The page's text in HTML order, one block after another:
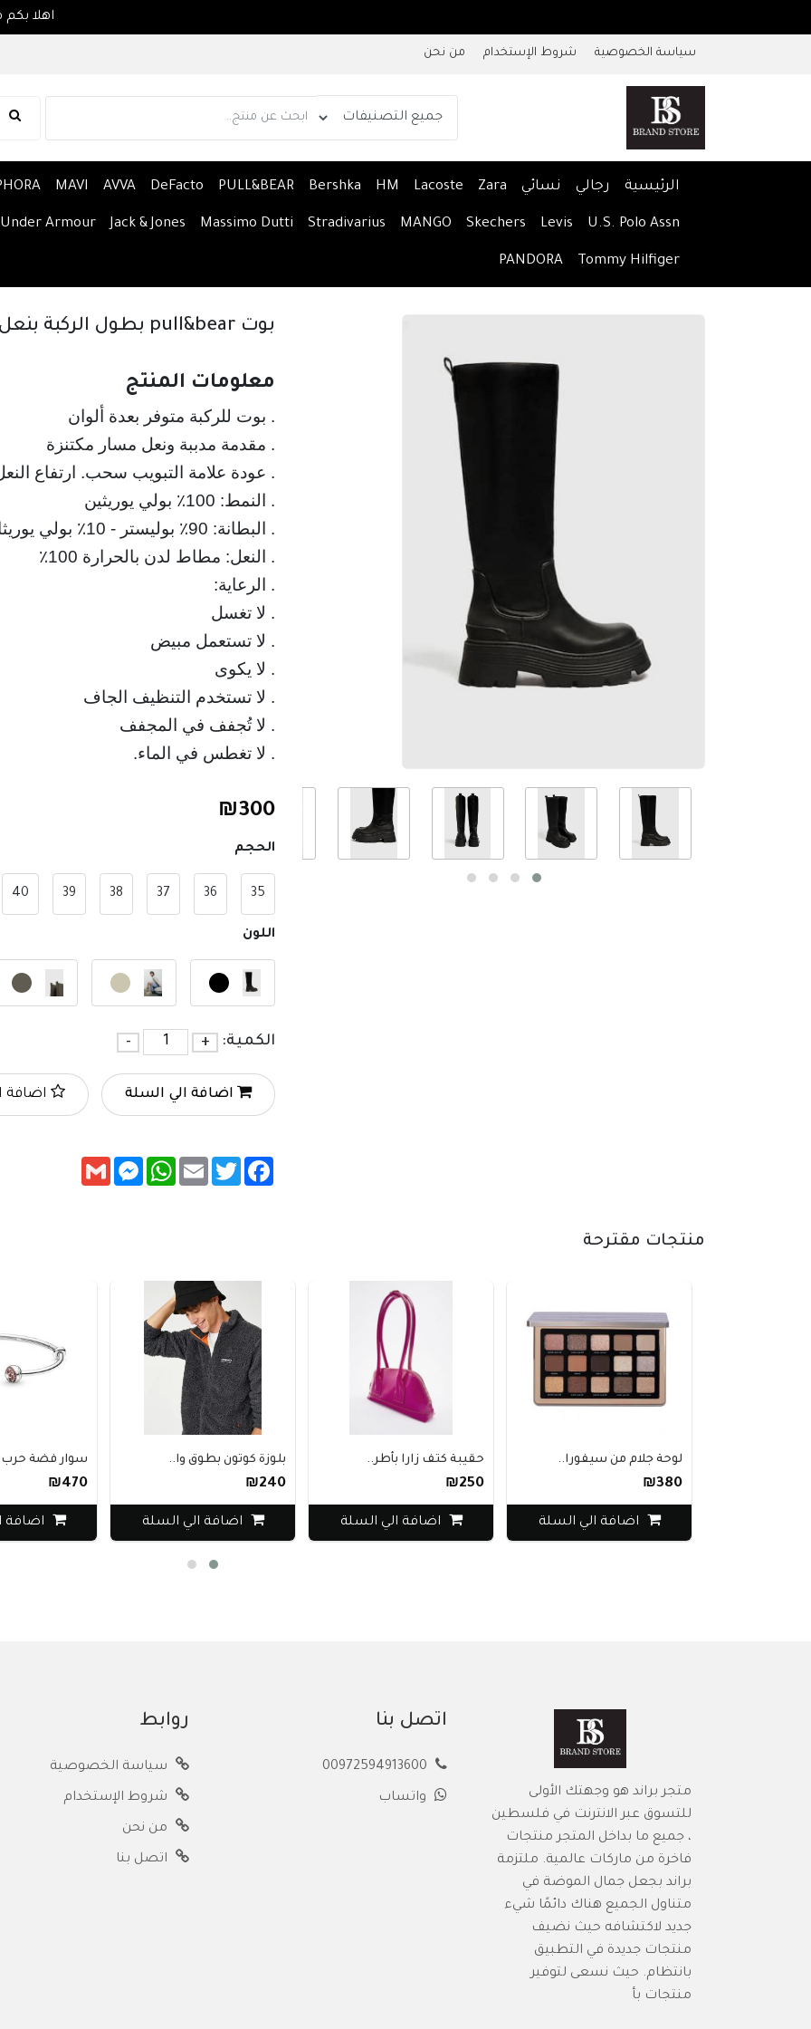
سياسة الخصوصية شروط الإستخدام من نحن
الرئيسية رجالي نسائي Zara
Lacoste
HM
Bershka
PULL&BEAR
DeFacto
AVVA
MAVI
U.S. Polo Assn
Levis
Skechers
MANGO
Stradivarius
Massimo Dutti
Jack & Jones
Under Armour
Tommy Hilfiger
PANDORA
بوت pull&bear بطول الركبة بنعل مضمار
معلومات المنتج
. بوت للركبة متوفر بعدة ألوان
. مقدمة مدببة ونعل مسار مكتنزة
. لا تغطس في الماء.
₪300
الحجم
35
36
37
38
39
40
اللون
الكمية: +
-
اضافة الي السلة اضافة
Facebook
Twitter
Email
WhatsApp
Messenger
Gmail
منتجات مقترحة
لوحة جلام من سيفورا..
₪380
اضافة الي السلة
حقيبة كتف زارا بأطر..
₪250
اضافة الي السلة
بلوزة كوتون بطوق وا..
₪240
اضافة الي السلة
سوار فضة حرب
₪470
اضافة
متجر براند هو وجهتك الأولى
للتسوق عبر الانترنت في فلسطين
، جميع ما بداخل المتجر منتجات
فاخرة من ماركات عالمية. ملتزمة
براند بجعل جمال الموضة في
متناول الجميع هناك دائمًا شيء
جديد لاكتشافه حيث نضيف
منتجات جديدة في التطبيق
بانتظام. حيث نسعى لتوفير
منتجات بأ
اتصل بنا
واتساب
روابط
سياسة الخصوصية
شروط الإستخدام
من نحن
اتصل بنا